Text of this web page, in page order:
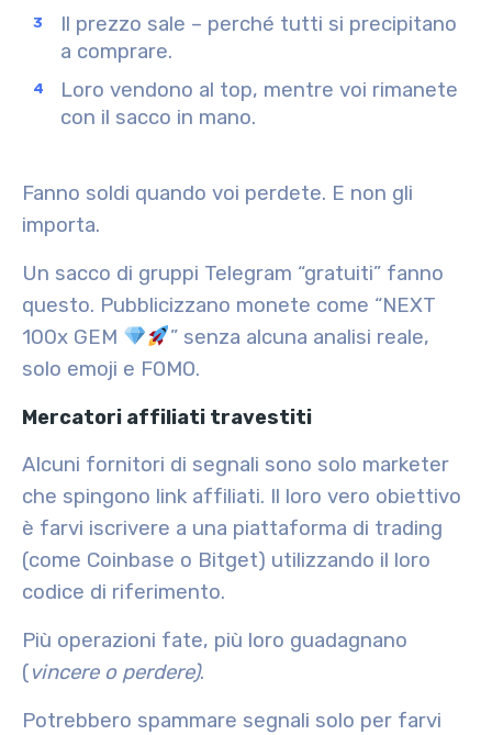
Il prezzo sale – perché tutti si precipitano
a comprare.
Loro vendono al top, mentre voi rimanete
con il sacco in mano.
Fanno soldi quando voi perdete. E non gli
importa.
Un sacco di gruppi Telegram “gratuiti” fanno
questo. Pubblicizzano monete come “NEXT
100x GEM
” senza alcuna analisi reale,
solo emoji e FOMO.
Mercatori affiliati travestiti
Alcuni fornitori di segnali sono solo marketer
che spingono link affiliati. Il loro vero obiettivo
è farvi iscrivere a una piattaforma di trading
(come Coinbase o Bitget) utilizzando il loro
codice di riferimento.
Più operazioni fate, più loro guadagnano
(vincere o perdere).
Potrebbero spammare segnali solo per farvi